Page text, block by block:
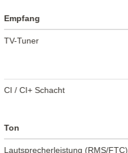
Empfang
TV-Tuner
CI / CI+ Schacht
Ton
Lautsprecherleistung (RMS/FTC)